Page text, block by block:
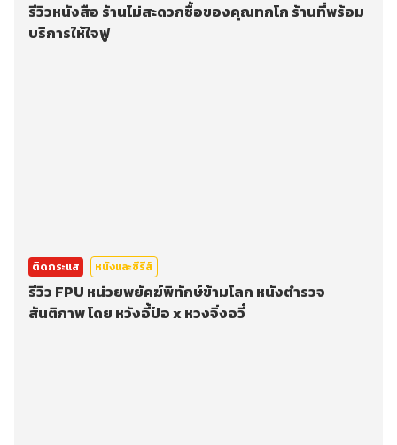
รีวิวหนังสือ ร้านไม่สะดวกซื้อของคุณทกโก ร้านที่พร้อม
บริการให้ใจฟู
ติดกระแส หนังและซีรีส์
รีวิว FPU หน่วยพยัคฆ์พิทักษ์ข้ามโลก หนังตำรวจ
สันติภาพ โดย หวังอี้ป๋อ x หวงจิ่งอวี๋